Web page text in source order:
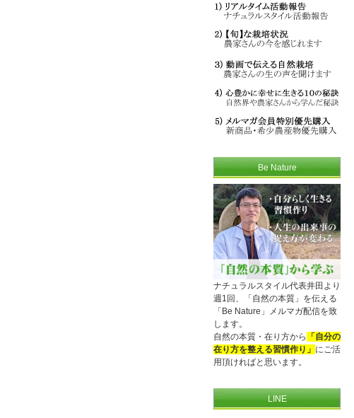
Be Nature
ナチュラルスタイル代表井田より
週1回、「自然の本質」を伝える
「Be Nature」メルマガ配信を致
します。
自然の本質・在り方から
「自分の
在り方を整える習慣作り」 にご活
用頂ければと思います。
LINE